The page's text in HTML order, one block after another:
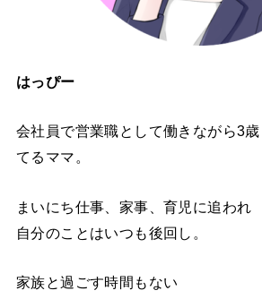
はっぴー
会社員で営業職として働きながら3
てるママ。
まいにち仕事、家事、育児に追われ
自分のことはいつも後回し。
家族と過ごす時間もない